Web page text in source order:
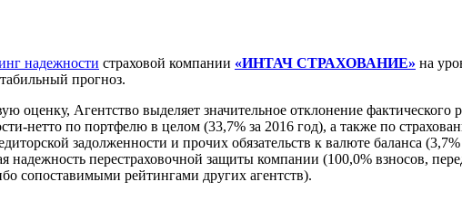
надежности страховой компании «ИНТАЧ СТРАХОВАНИЕ» на
прогноз.
Агентство выделяет значительное отклонение
нетто по портфелю в целом (33,7% за 2016 год), а также по
задолженности и прочих обязательств к валюте баланса
надежность перестраховочной защиты компании (100,0% взносов,
сопоставимыми рейтингами других агентств).